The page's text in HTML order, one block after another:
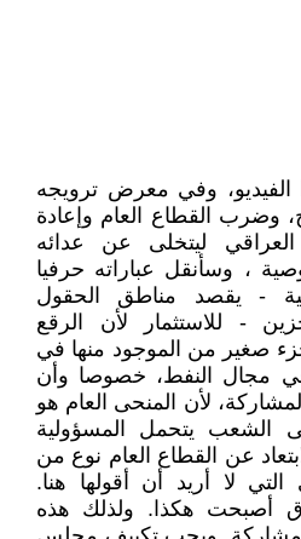
وفي معرض ترويجه
وضرب القطاع العام وإعادة
ليتخلى عن عدائه
، وسأنقل عباراته حرفيا
- يقصد مناطق الحقول
- للاستثمار لأن الرقع
صغير من الموجود منها في
في مجال النفط، خصوصا وأن
لأن المنحى العام هو
الشعب يتحمل المسؤولية
عن القطاع العام نوع من
التي لا أريد أن أقولها هنا.
أصبحت هكذا. ولذلك هذه